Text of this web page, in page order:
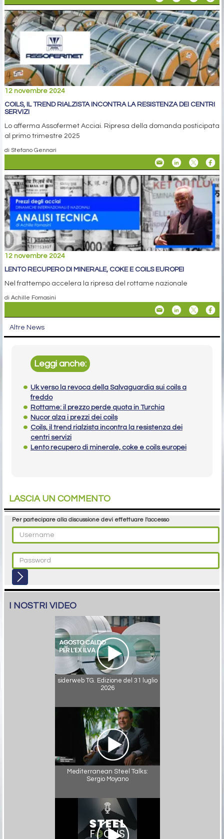
12 novembre 2024
COILS, IL TREND RIALZISTA INCONTRA LA RESISTENZA DEI CENTRI
SERVIZI
Lo afferma Assofermet Acciai. Ripresa della domanda posticipata
al primo trimestre 2025
di Stefano Gennari
12 novembre 2024
LENTO RECUPERO DI MINERALE, COKE E COILS EUROPEI
Nel frattempo accelera la ripresa del rottame nazionale
di Achille Fornasini
Altre News
Leggi anche:
Uk verso la revoca della Salvaguardia sui coils a
freddo
Rottame: il prezzo perde quota in Turchia
Nucor alza i prezzi dei coils
Coils, il trend rialzista incontra la resistenza dei
centri servizi
Lento recupero di minerale, coke e coils europei
LASCIA UN COMMENTO
Per partecipare alla discussione devi effettuare l'accesso
I NOSTRI VIDEO
siderweb TG. Edizione del 31 luglio
2026
Mediterranean Steel Talks:
Sergio Moyano